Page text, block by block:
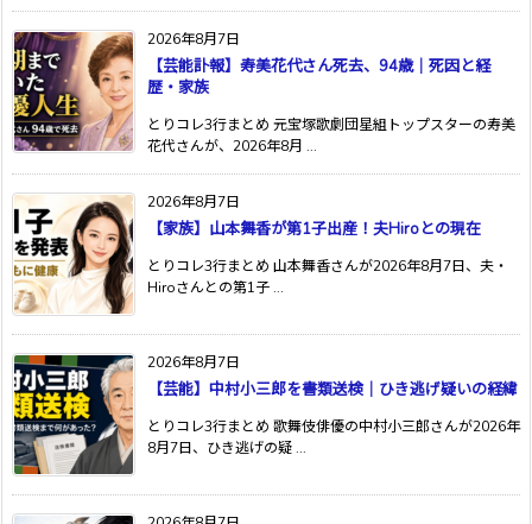
2026年8月7日
【芸能訃報】寿美花代さん死去、94歳｜死因と経
歴・家族
とりコレ3行まとめ 元宝塚歌劇団星組トップスターの寿美
花代さんが、2026年8月 ...
2026年8月7日
【家族】山本舞香が第1子出産！夫Hiroとの現在
とりコレ3行まとめ 山本舞香さんが2026年8月7日、夫・
Hiroさんとの第1子 ...
2026年8月7日
【芸能】中村小三郎を書類送検｜ひき逃げ疑いの経緯
とりコレ3行まとめ 歌舞伎俳優の中村小三郎さんが2026年
8月7日、ひき逃げの疑 ...